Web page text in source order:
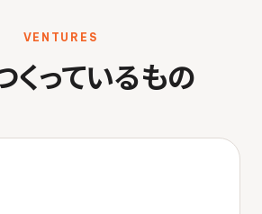
VENTURES
くっているもの